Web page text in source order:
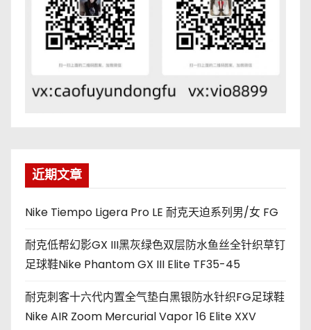
近期文章
Nike Tiempo Ligera Pro LE 耐克天迫系列男/女 FG
耐克低帮幻影GX III黑灰绿色双层防水鱼丝全针织草钉
足球鞋Nike Phantom GX III Elite TF35-45
耐克刺客十六代内置全气垫白黑银防水针织FG足球鞋
Nike AIR Zoom Mercurial Vapor 16 Elite XXV